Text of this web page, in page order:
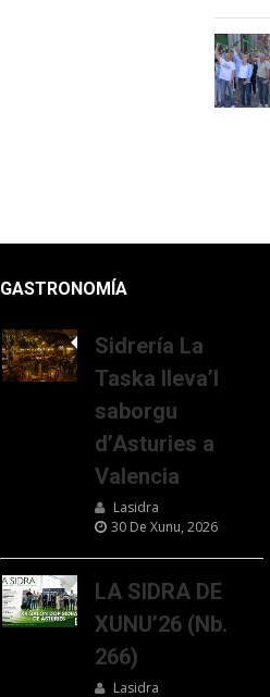
GASTRONOMÍA
Sidrería La
Taska lleva’l
saborgu
d’Asturies a
Valencia
Lasidra
30 De Xunu, 2026
LA SIDRA DE
XUNU’26 (Nb.
266)
Lasidra